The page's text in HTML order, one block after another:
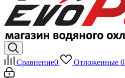
Сравнение0 Отложенные 0